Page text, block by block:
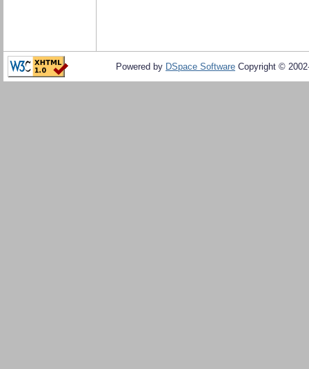
Powered by DSpace Software Copyright ©